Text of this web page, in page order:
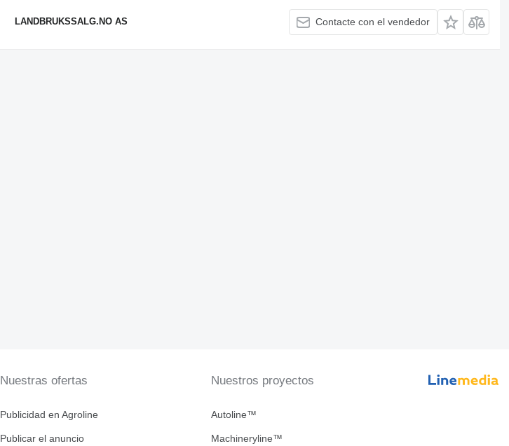
LANDBRUKSSALG.NO AS Contacte con el vendedor
Nuestras ofertas
Publicidad en Agroline
Publicar el anuncio
Nuestros proyectos
Autoline™
Machineryline™